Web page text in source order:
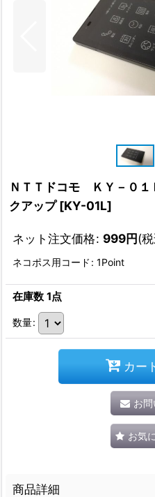
ＮＴＴドコモ ＫＹ－０
クアップ [KY-01L]
ネット注文価格: 999円(
ネコポス用コード : 1Point
在庫数 1点
数量:
カー
お
お気
商品詳細